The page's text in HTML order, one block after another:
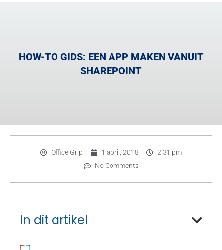
HOW-TO GIDS: EEN APP MAKEN VANUIT
SHAREPOINT
Office Grip 1 april, 2018
2:31 pm
No Comments
In dit artikel